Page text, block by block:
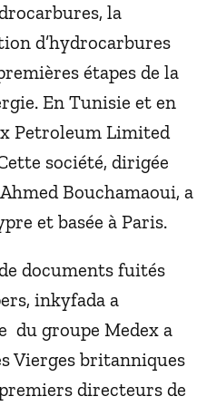
la
d’hydrocarbures
étapes de la
En Tunisie et en
Petroleum Limited
société, dirigée
Bouchamaoui, a
et basée à Paris.
documents fuités
inkyfada a
du groupe Medex a
Vierges britanniques
directeurs de